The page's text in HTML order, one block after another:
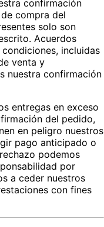
confirmación
compra del
solo son
Acuerdos
incluidas
venta y
nuestra confirmación
entregas en exceso
del pedido,
en peligro nuestros
pago anticipado o
podemos
por
a ceder nuestros
con fines